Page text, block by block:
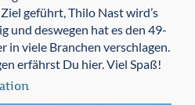
geführt, Thilo Nast wird’s
und deswegen hat es den 49-
in viele Branchen verschlagen.
erfährst Du hier. Viel Spaß!